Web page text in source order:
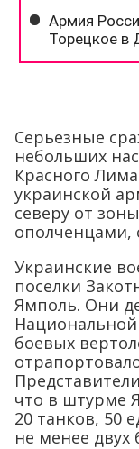
Серьезные
небольших
Красного
украинской
северу от
ополченцами,
Украинские
поселки
Ямполь. Они
боевых
что в штурме
20 танков, 50
не менее двух